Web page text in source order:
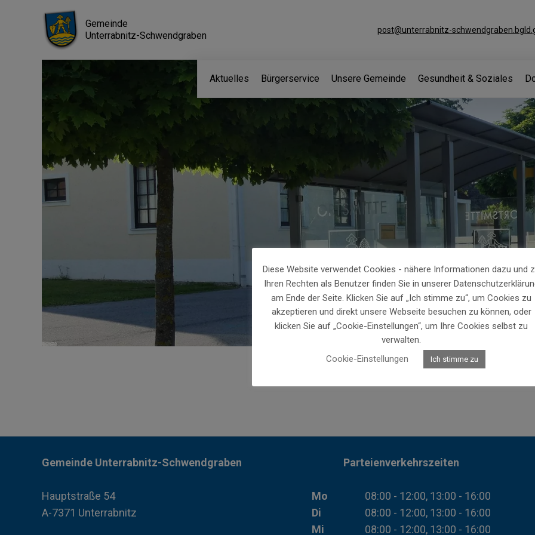
Gemeinde
Unterrabnitz-Schwendgraben
post@unterrabnitz-
Aktuelles Bürgerservice Unsere Gemeinde Gesundheit & Soziales
Gemeinde Unterrabnitz-Schwendgraben
Hauptstraße 54
A-7371 Unterrabnitz
Parteienverkehrszeiten
Mo
08:00 - 12:00, 13:00 - 16:00
Di
08:00 - 12:00, 13:00 - 16:00
Mi
08:00 - 12:00, 13:00 - 16:00
Diese Website verwendet Cookies - nähere Informationen dazu und
Ihren Rechten als Benutzer finden Sie in unserer
am Ende der Seite. Klicken Sie auf „Ich stimme zu“, um Cookies zu
akzeptieren und direkt unsere Webseite besuchen zu können, oder
klicken Sie auf „Cookie-Einstellungen“, um Ihre Cookies selbst zu
verwalten.
Cookie-Einstellungen
Ich stimme zu